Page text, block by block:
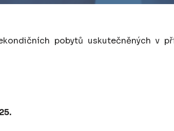
pobytů uskutečněných v